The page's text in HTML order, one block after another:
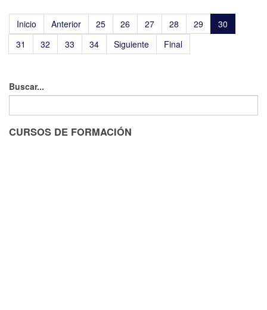
Inicio Anterior 25 26 27 28 29
30
31
32 33 34 Siguiente Final
Buscar...
CURSOS DE FORMACIÓN